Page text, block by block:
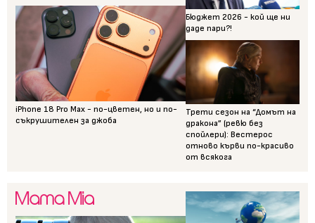
iPhone 18 Pro Max - по-цветен, но и по-
съкрушителен за джоба
Бюджет 2026 - кой ще ни
даде пари?!
Трети сезон на “Домът на
дракона” (ревю без
спойлери): Вестерос
отново кърви по-красиво
от всякога